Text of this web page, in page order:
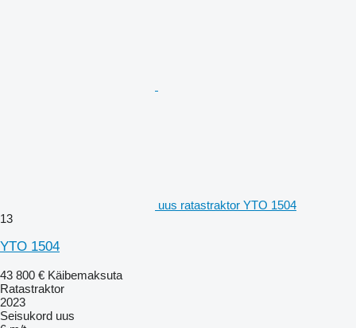
uus ratastraktor YTO 1504
13
YTO 1504
43 800 € Käibemaksuta
Ratastraktor
2023
Seisukord uus